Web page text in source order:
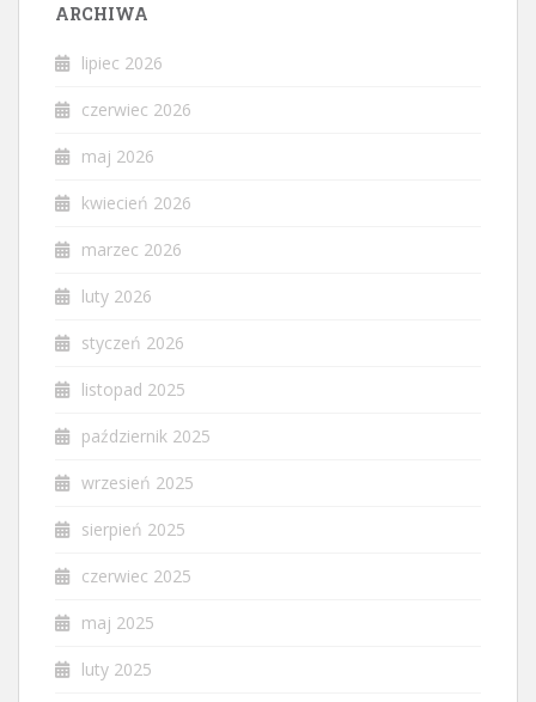
ARCHIWA
lipiec 2026
czerwiec 2026
maj 2026
kwiecień 2026
marzec 2026
luty 2026
styczeń 2026
listopad 2025
październik 2025
wrzesień 2025
sierpień 2025
czerwiec 2025
maj 2025
luty 2025